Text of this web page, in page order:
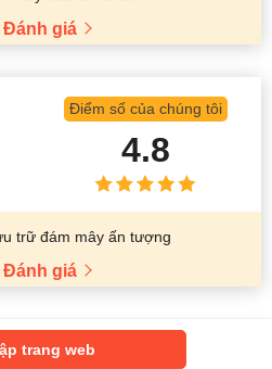
giá
Điểm số của chúng tôi
4.8
trữ đám mây ấn tượng
giá
trang web